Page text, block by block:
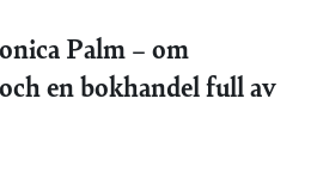
Palm – om
en bokhandel full av